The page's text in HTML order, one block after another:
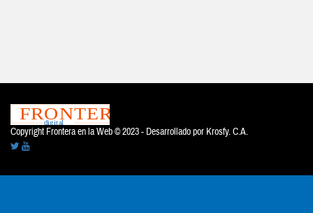
Copyright Frontera en la Web © 2023 - Desarrollado por Krosfy. C.A.